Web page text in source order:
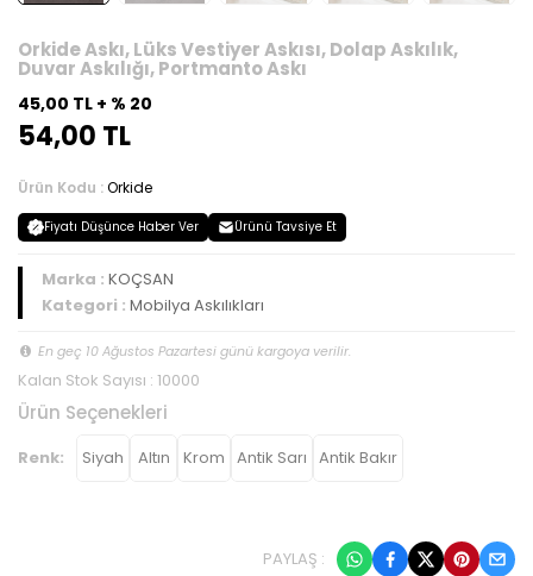
Orkide Askı, Lüks Vestiyer Askısı, Dolap Askılık,
Duvar Askılığı, Portmanto Askı
45,00 TL + % 20
54,00 TL
Ürün Kodu :Orkide
Fiyatı Düşünce Haber Ver Ürünü Tavsiye Et
Marka : KOÇSAN
Kategori : Mobilya Askılıkları
En geç 10 Ağustos Pazartesi günü kargoya verilir.
Kalan Stok Sayısı : 10000
Ürün Seçenekleri
Renk: Siyah Altın Krom Antik Sarı Antik Bakır
PAYLAŞ :